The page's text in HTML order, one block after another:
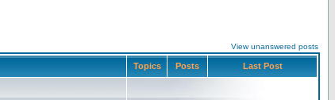
View unanswered posts
Topics Posts Last Post